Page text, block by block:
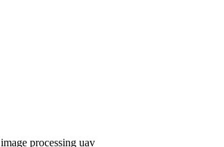
image processing uav